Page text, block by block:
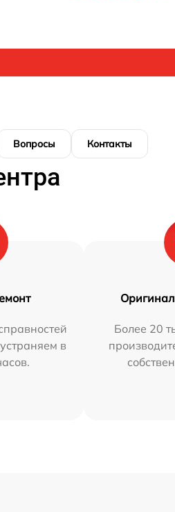
Вопросы Контакты
в
Более 20